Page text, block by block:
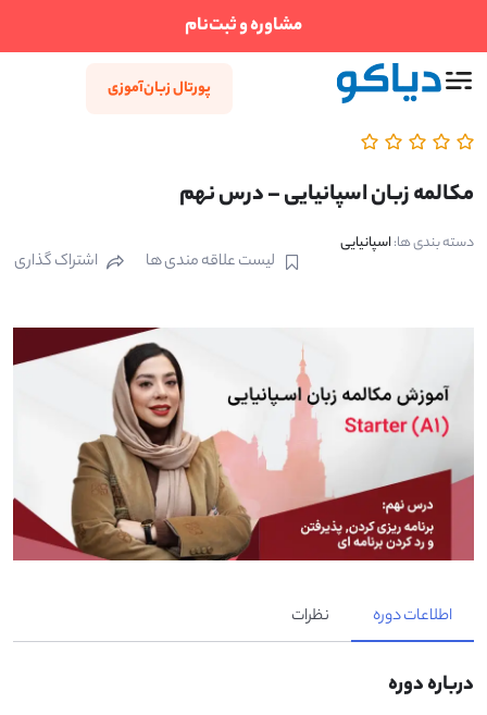
مشاوره و ثبت‌نام
پورتال زبان‌آموزی
مکالمه زبان اسپانیایی – درس نهم
دسته بندی ها:اسپانیایی
لیست علاقه مندی ها اشتراک گذاری
اطلاعات دوره نظرات
درباره دوره